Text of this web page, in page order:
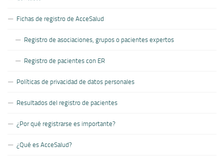
Fichas de registro de AcceSalud
Registro de asociaciones, grupos o pacientes expertos
Registro de pacientes con ER
Políticas de privacidad de datos personales
Resultados del registro de pacientes
¿Por qué registrarse es importante?
¿Qué es AcceSalud?